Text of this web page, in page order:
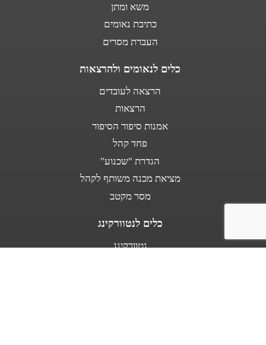
משא ומתן
כתיבת נאומים
העברת מסרים
כלים לנאומים ולהרצאות
הרצאה לעובדים
הרצאות
אמנות סיפור הסיפור
פחד קהל
הגדרת "שכנוע"
מציאת מכנה משותף לקהל
מסר מקטב
כלים לנטוורקינג
נטוורקינג